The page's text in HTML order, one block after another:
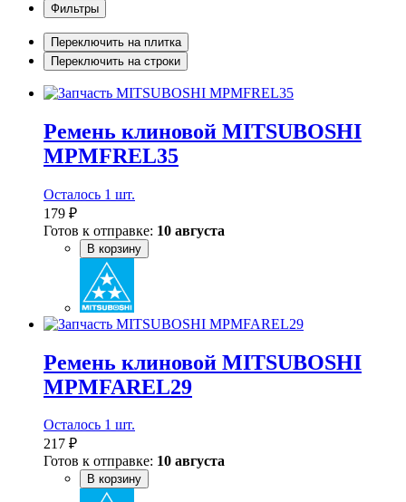
Фильтры
Переключить на плитка
Переключить на строки
Ремень клиновой MITSUBOSHI
MPMFREL35
Осталось 1 шт.
179 ₽
Готов к отправке: 10 августа
В корзину
Ремень клиновой MITSUBOSHI
MPMFAREL29
Осталось 1 шт.
217 ₽
Готов к отправке: 10 августа
В корзину